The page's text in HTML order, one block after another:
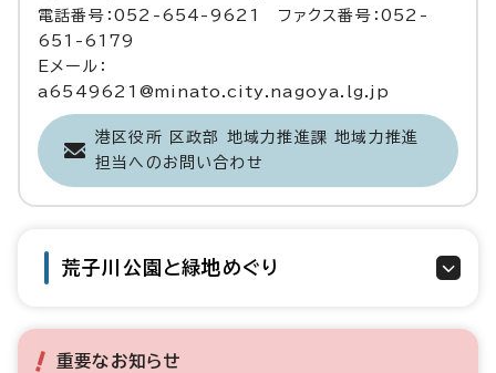
電話番号：052-654-9621 ファクス番号：052-
651-6179
Eメール：
a6549621@minato.city.nagoya.lg.jp
港区役所 区政部 地域力推進課 地域力推進
担当へのお問い合わせ
荒子川公園と緑地めぐり
重要なお知らせ